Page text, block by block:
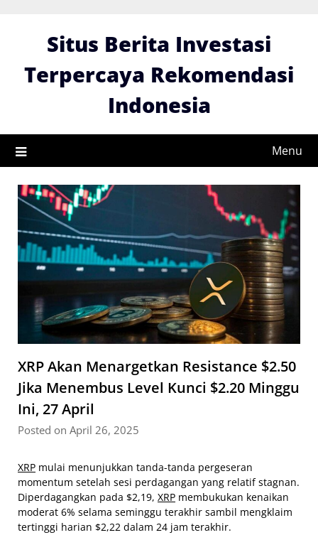
Situs Berita Investasi
Terpercaya Rekomendasi
Indonesia
Menu
XRP Akan Menargetkan Resistance $2.50
Jika Menembus Level Kunci $2.20 Minggu
Ini, 27 April
Posted on April 26, 2025
XRP mulai menunjukkan tanda-tanda pergeseran
momentum setelah sesi perdagangan yang relatif stagnan.
Diperdagangkan pada $2,19, XRP membukukan kenaikan
moderat 6% selama seminggu terakhir sambil mengklaim
tertinggi harian $2,22 dalam 24 jam terakhir.